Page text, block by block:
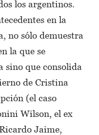
los argentinos.
en la
no sólo demuestra
la que se
sino que consolida
de Cristina
(el caso
Wilson, el ex
Jaime,